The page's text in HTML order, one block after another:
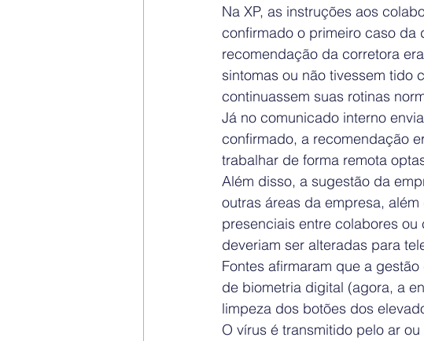
Na XP, as instruções aos
confirmado o primeiro caso da
recomendação da corretora
sintomas ou não tivessem tido
continuassem suas rotinas
Já no comunicado interno
confirmado, a recomendação
trabalhar de forma remota
Além disso, a sugestão da
outras áreas da empresa,
presenciais entre colabores
deveriam ser alteradas para
Fontes afirmaram que a
de biometria digital (agora, a
limpeza dos botões dos
O vírus é transmitido pelo ar